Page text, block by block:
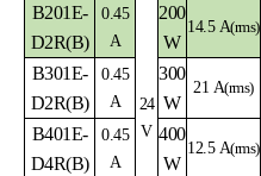
24
V
B201E-
D2R(B)
0.45
A
200
W
14.5 A(rms)
B301E-
D2R(B)
0.45
A
300
W
21 A(rms)
B401E-
D4R(B)
0.45
A
400
W
12.5 A(rms)